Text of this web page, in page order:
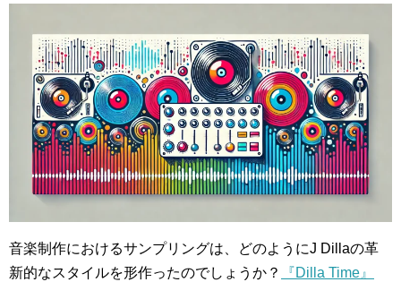
音楽制作におけるサンプリングは、どのようにJ Dillaの革
新的なスタイルを形作ったのでしょうか？
『Dilla Time』